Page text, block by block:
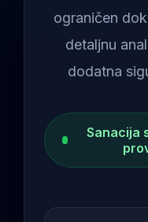
ograničen
detaljnu
dodatna
Sanacija